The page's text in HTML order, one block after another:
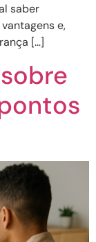
saber
e,
[…]